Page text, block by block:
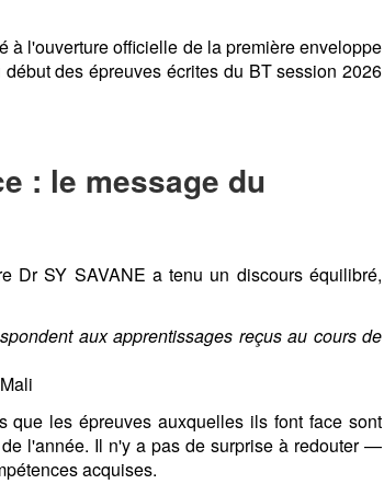
à l'ouverture officielle de la première enveloppe
des épreuves écrites du BT session 2026
: le message du
Dr SY SAVANE a tenu un discours équilibré,
aux apprentissages reçus au cours de
que les épreuves auxquelles ils font face sont
l'année. Il n'y a pas de surprise à redouter —
acquises.